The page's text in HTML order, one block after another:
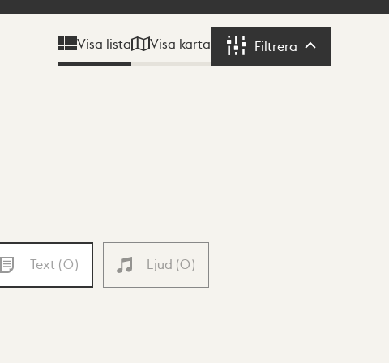
Visa lista Visa karta Filtrera Filtrera
Text (0) Ljud (0)